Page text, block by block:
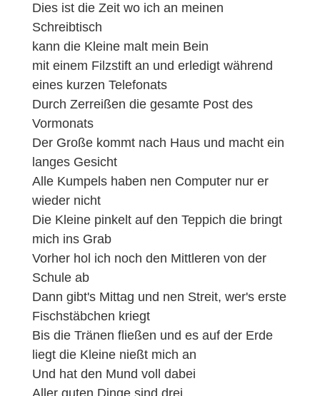
Dies ist die Zeit wo ich an meinen
Schreibtisch
kann die Kleine malt mein Bein
mit einem Filzstift an und erledigt während
eines kurzen Telefonats
Durch Zerreißen die gesamte Post des
Vormonats
Der Große kommt nach Haus und macht ein
langes Gesicht
Alle Kumpels haben nen Computer nur er
wieder nicht
Die Kleine pinkelt auf den Teppich die bringt
mich ins Grab
Vorher hol ich noch den Mittleren von der
Schule ab
Dann gibt's Mittag und nen Streit, wer's erste
Fischstäbchen kriegt
Bis die Tränen fließen und es auf der Erde
liegt die Kleine nießt mich an
Und hat den Mund voll dabei